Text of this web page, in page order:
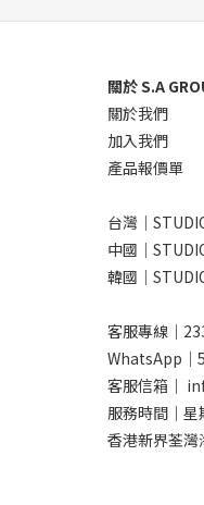
關於 S.A
關於我們
加入我們
產品報價單
台灣｜
中國｜
韓國｜
客服專線｜
WhatsApp｜
客服信箱｜
服務時間｜星
香港新界荃